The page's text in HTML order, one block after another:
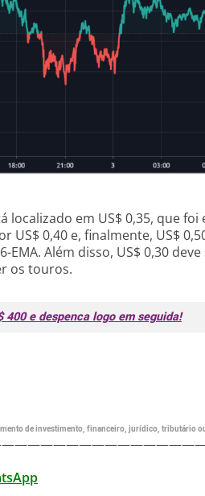
localizado em US$ 0,35, que
US$ 0,40 e, finalmente, US$
EMA. Além disso, US$ 0,30
os touros.
400 e despenca logo em seguida!
de investimento, financeiro, jurídico, tributário